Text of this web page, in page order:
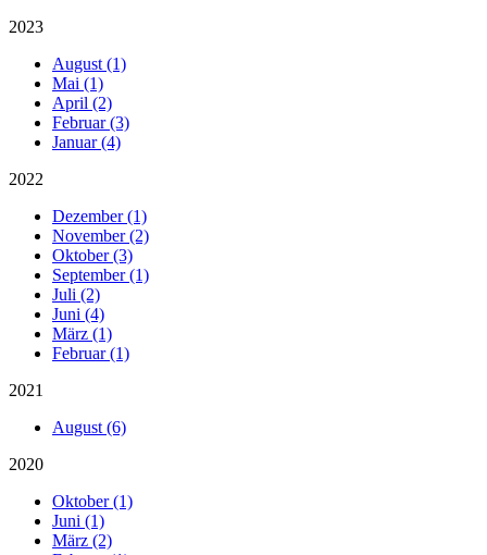
2023
August (1)
Mai (1)
April (2)
Februar (3)
Januar (4)
2022
Dezember (1)
November (2)
Oktober (3)
September (1)
Juli (2)
Juni (4)
März (1)
Februar (1)
2021
August (6)
2020
Oktober (1)
Juni (1)
März (2)